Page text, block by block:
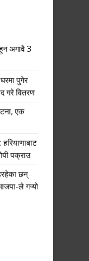
अगावै 3
पुगेर
गरे वितरण
एक
पक्राउ
छन्
ले गऱ्यो